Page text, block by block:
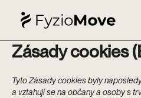
obsah
Zásady cookies
Tyto Zásady cookies byly
a vztahují se na občany a osoby s